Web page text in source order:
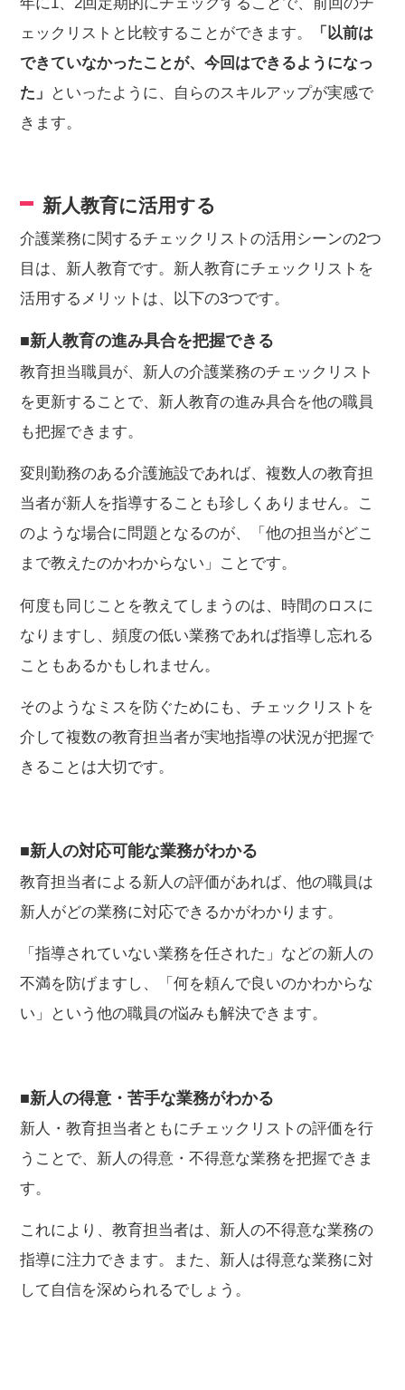
ェックリストと比較することができます。
「以前は
できていなかったことが、今回はできるようになっ
た」
といったように、自らのスキルアップが実感で
きます。
新人教育に活用する
介護業務に関するチェックリストの活用シーンの2つ
目は、新人教育です。新人教育にチェックリストを
活用するメリットは、以下の3つです。
■新人教育の進み具合を把握できる
教育担当職員が、新人の介護業務のチェックリスト
を更新することで、新人教育の進み具合を他の職員
も把握できます。
変則勤務のある介護施設であれば、複数人の教育担
当者が新人を指導することも珍しくありません。こ
のような場合に問題となるのが、「他の担当がどこ
まで教えたのかわからない」ことです。
何度も同じことを教えてしまうのは、時間のロスに
なりますし、頻度の低い業務であれば指導し忘れる
こともあるかもしれません。
そのようなミスを防ぐためにも、チェックリストを
介して複数の教育担当者が実地指導の状況が把握で
きることは大切です。
■新人の対応可能な業務がわかる
教育担当者による新人の評価があれば、他の職員は
新人がどの業務に対応できるかがわかります。
「指導されていない業務を任された」などの新人の
不満を防げますし、「何を頼んで良いのかわからな
い」という他の職員の悩みも解決できます。
■新人の得意・苦手な業務がわかる
新人・教育担当者ともにチェックリストの評価を行
うことで、新人の得意・不得意な業務を把握できま
す。
これにより、教育担当者は、新人の不得意な業務の
指導に注力できます。また、新人は得意な業務に対
して自信を深められるでしょう。